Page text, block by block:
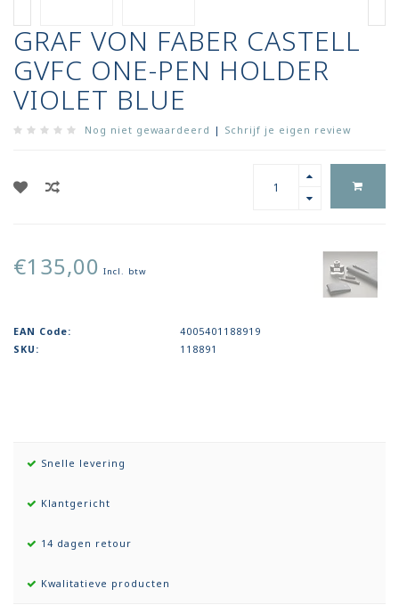
GRAF VON FABER CASTELL
GVFC ONE-PEN HOLDER
VIOLET BLUE
Nog niet gewaardeerd | Schrijf je eigen review
€135,00 Incl. btw
EAN Code:
4005401188919
SKU:
118891
Snelle levering
Klantgericht
14 dagen retour
Kwalitatieve producten